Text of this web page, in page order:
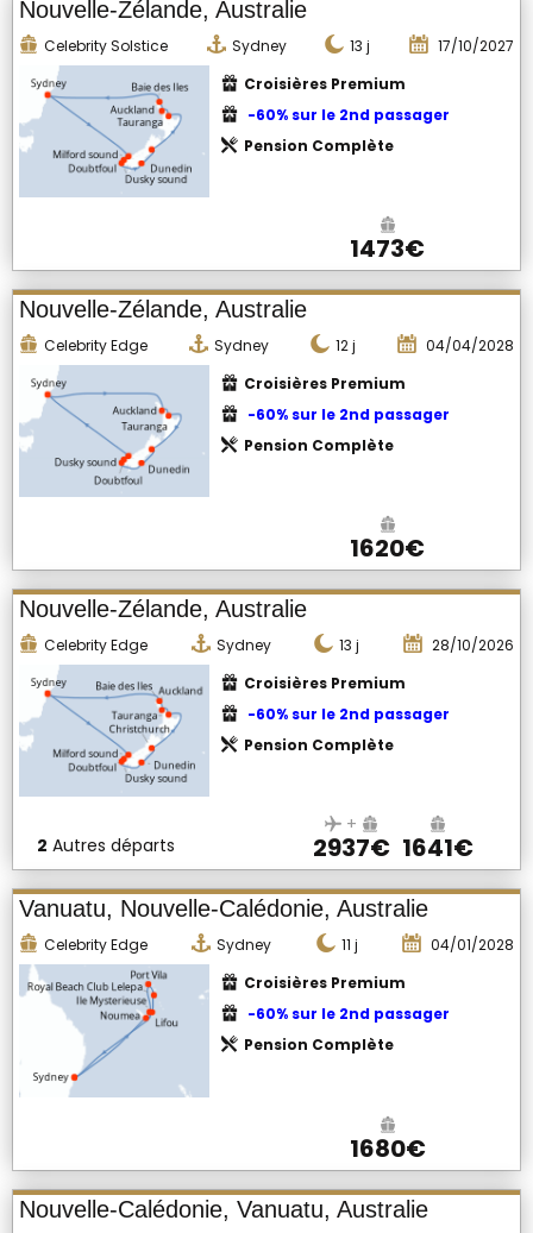
Nouvelle-Zélande, Australie
Celebrity Solstice Sydney 13 j
17/10/2027
Croisières Premium
-60% sur le 2nd passager
Pension Complète
1473€
Nouvelle-Zélande, Australie
Celebrity Edge Sydney 12j
04/04/2028
Croisières Premium
-60% sur le 2nd passager
Pension Complète
1620€
Nouvelle-Zélande, Australie
Celebrity Edge Sydney 13 j
28/10/2026
Croisières Premium
-60% sur le 2nd passager
Pension Complète
2 Autres départs
+
2937€ 1641€
Vanuatu, Nouvelle-Calédonie, Australie
Celebrity Edge Sydney 11 j
04/01/2028
Croisières Premium
-60% sur le 2nd passager
Pension Complète
1680€
Nouvelle-Calédonie, Vanuatu, Australie